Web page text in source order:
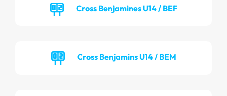
Cross Benjamines U14 / BEF
Cross Benjamins U14 / BEM